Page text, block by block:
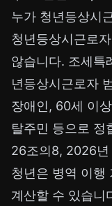
누가 청년등상시
청년등상시근로
않습니다. 조세특
년등상시근로자
장애인, 60세 이
탈주민 등으로 정
26조의8, 2026년
청년은 병역 이행
계산할 수 있습니